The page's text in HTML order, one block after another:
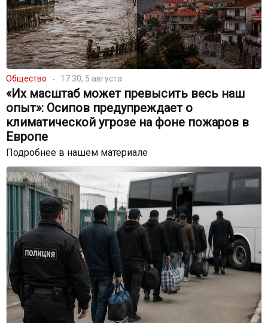
Общество 17:30, 5 августа
«Их масштаб может превысить весь наш
опыт»: Осипов предупреждает о
климатической угрозе на фоне пожаров в
Европе
Подробнее в нашем материале